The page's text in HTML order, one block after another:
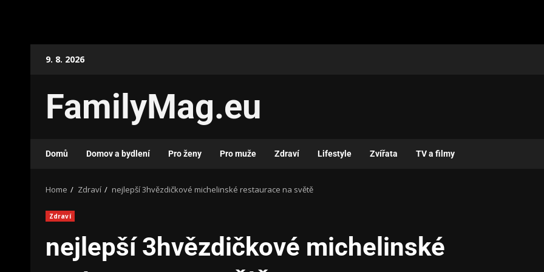
9. 8. 2026
FamilyMag.eu
Domů Domov a bydlení Pro ženy Pro muže Zdraví Lifestyle Zvířata TV a filmy
Home Zdraví nejlepší 3hvězdičkové michelinské restaurace na světě
Zdraví
nejlepší 3hvězdičkové michelinské